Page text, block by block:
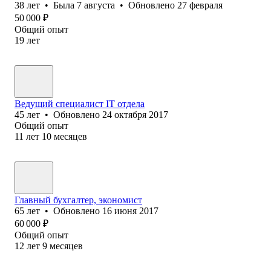
38 лет • Была 7 августа • Обновлено 27 февраля
50 000 ₽
Общий опыт
19 лет
Ведущий специалист IT отдела
45 лет • Обновлено 24 октября 2017
Общий опыт
11 лет 10 месяцев
Главный бухгалтер, экономист
65 лет • Обновлено 16 июня 2017
60 000 ₽
Общий опыт
12 лет 9 месяцев